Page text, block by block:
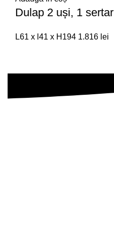
Dulap 2 uși, 1 sertar
L61 x l41 x H194 1.816 lei